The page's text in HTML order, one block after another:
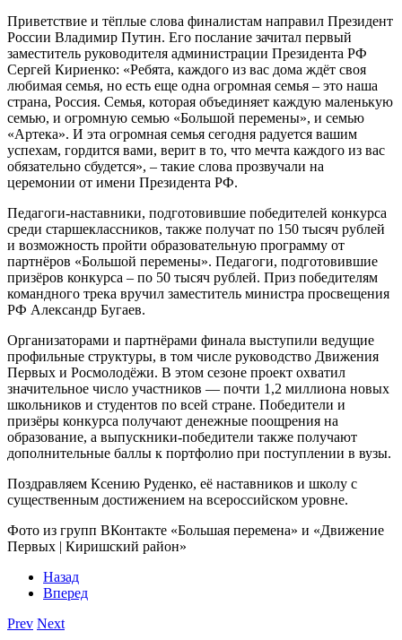
Приветствие и тёплые слова финалистам направил Президент
России Владимир Путин. Его послание зачитал первый
заместитель руководителя администрации Президента РФ
Сергей Кириенко: «Ребята, каждого из вас дома ждёт своя
любимая семья, но есть еще одна огромная семья – это наша
страна, Россия. Семья, которая объединяет каждую маленькую
семью, и огромную семью «Большой перемены», и семью
«Артека». И эта огромная семья сегодня радуется вашим
успехам, гордится вами, верит в то, что мечта каждого из вас
обязательно сбудется», – такие слова прозвучали на
церемонии от имени Президента РФ.
Педагоги-наставники, подготовившие победителей конкурса
среди старшеклассников, также получат по 150 тысяч рублей
и возможность пройти образовательную программу от
партнёров «Большой перемены». Педагоги, подготовившие
призёров конкурса – по 50 тысяч рублей. Приз победителям
командного трека вручил заместитель министра просвещения
РФ Александр Бугаев.
Организаторами и партнёрами финала выступили ведущие
профильные структуры, в том числе руководство Движения
Первых и Росмолодёжи. В этом сезоне проект охватил
значительное число участников — почти 1,2 миллиона новых
школьников и студентов по всей стране. Победители и
призёры конкурса получают денежные поощрения на
образование, а выпускники‑победители также получают
дополнительные баллы к портфолио при поступлении в вузы.
Поздравляем Ксению Руденко, её наставников и школу с
существенным достижением на всероссийском уровне.
Фото из групп ВКонтакте «Большая перемена» и «Движение
Первых | Киришский район»
Назад
Вперед
Prev Next